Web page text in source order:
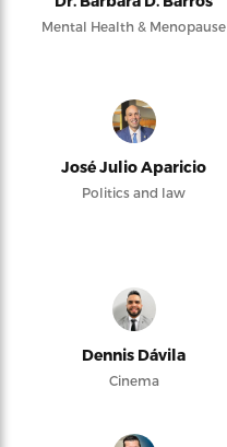
Mental Health & Menopause
José Julio Aparicio
Politics and law
Dennis Dávila
Cinema